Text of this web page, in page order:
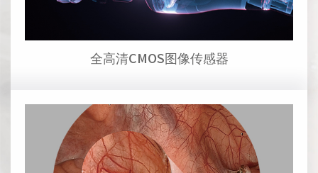
全高清CMOS图像传感器